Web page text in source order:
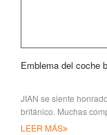
Emblema del coche
JIAN se siente
británico. Muchas
emblema de coche.
LEER MÁS